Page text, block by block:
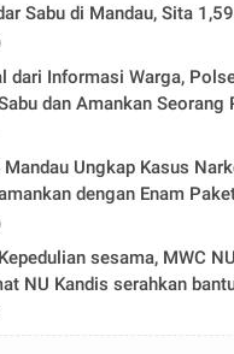
Sabu di Mandau, Sita
dari Informasi Warga,
dan Amankan Seorang
Ungkap Kasus
dengan Enam
sesama, MWC
NU Kandis serahkan
kebakaran